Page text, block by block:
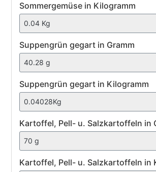
Sommergemüse in Kilogramm
Suppengrün
gegart
Suppengrün gegart in Gramm
Suppengrün gegart in Kilogramm
Kartoffel,
Pell-
Salzkartoffeln
Kartoffel, Pell- u. Salzkartoffeln in
Kartoffel, Pell- u. Salzkartoffeln in